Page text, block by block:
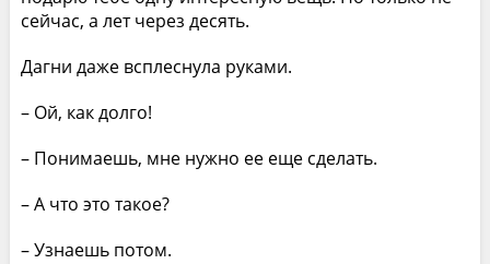
сейчас, а лет через десять.
Дагни даже всплеснула руками.
– Ой, как долго!
– Понимаешь, мне нужно ее еще сделать.
– А что это такое?
– Узнаешь потом.